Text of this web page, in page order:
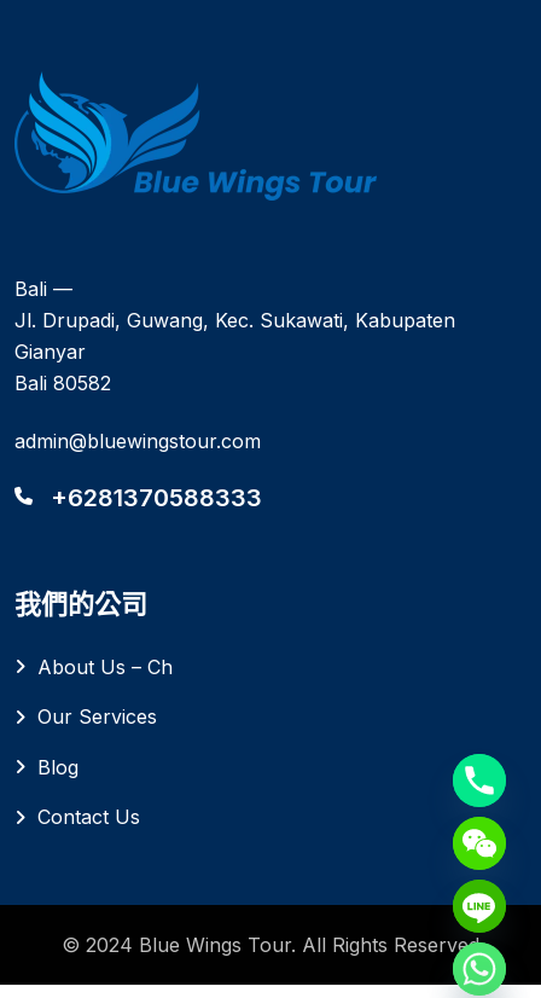
Bali —
Jl. Drupadi, Guwang, Kec. Sukawati, Kabupaten
Gianyar
Bali 80582
admin@bluewingstour.com
+6281370588333
我們的公司
About Us – Ch
Our Services
Blog
Contact Us
© 2024 Blue Wings Tour. All Rights Reserved
Hide chaty